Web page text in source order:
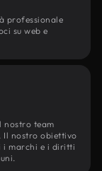
professionale
su web e
nostro team
Il nostro obiettivo
i marchi e i diritti